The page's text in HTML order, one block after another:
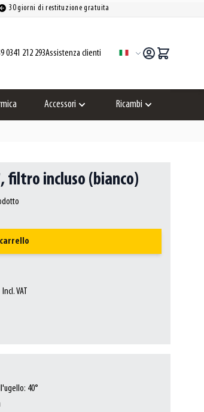
30 giorni di restituzione gratuita
0341 212 293 Assistenza clienti Lingua
Accessori Ricambi
filtro incluso (bianco)
Incl. VAT
40°